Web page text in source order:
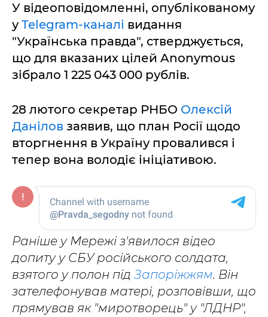
У відеоповідомленні, опублікованому
уTelegram-каналі видання
"Українська правда", стверджується,
що для вказаних цілей Anonymous
зібрало 1 225 043 000 рублів.
28 лютого секретар РНБО Олексій
Данілов заявив, що план Росії щодо
вторгнення в Україну провалився і
тепер вона володіє ініціативою.
Раніше у Мережі з'явилося відео
допиту у СБУ російського солдата,
взятого у полон під Запоріжжям. Він
зателефонував матері, розповівши, що
прямував як "миротворець" у "ЛДНР",